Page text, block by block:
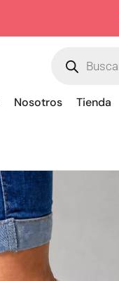
Nosotros Tienda